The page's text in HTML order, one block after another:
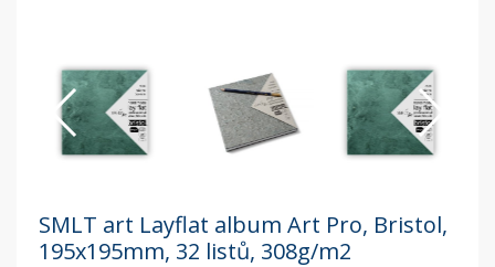
SMLT art Layflat album Art Pro, Bristol,
195x195mm, 32 listů, 308g/m2